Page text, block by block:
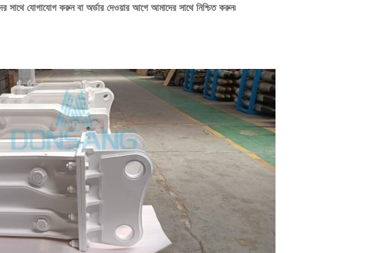
সাথে যোগাযোগ করুন বা অর্ডার দেওয়ার আগে আমাদের সাথে নিশ্চিত করুন৷